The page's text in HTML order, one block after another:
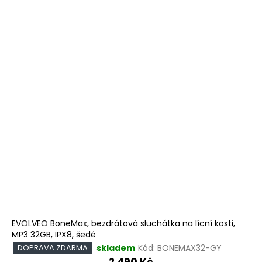
EVOLVEO BoneMax, bezdrátová sluchátka na lícní kosti,
MP3 32GB, IPX8, šedé
DOPRAVA ZDARMA skladem Kód: BONEMAX32-GY